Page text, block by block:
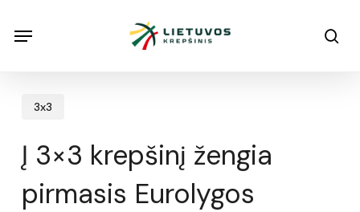
Menu
3x3
Į 3×3 krepšinį žengia
pirmasis Eurolygos